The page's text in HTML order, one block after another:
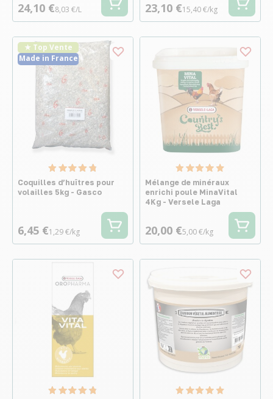
24,10 €8,03 €/L 23,10 €15,40 €/kg
★ Top Vente
Made in France
Coquilles d’huîtres pour
volailles 5kg - Gasco
6,45 €1,29 €/kg
Mélange de minéraux
enrichi poule MinaVital
4Kg - Versele Laga
20,00 €5,00 €/kg